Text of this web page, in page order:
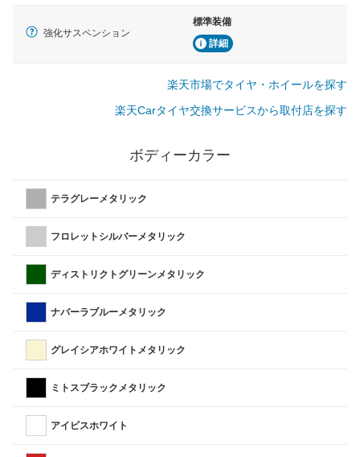
強化サスペンション
標準装備
詳細
楽天市場でタイヤ・ホイールを探す
楽天Carタイヤ交換サービスから取付店を探す
ボディーカラー
テラグレーメタリック
フロレットシルバーメタリック
ディストリクトグリーンメタリック
ナバーラブルーメタリック
グレイシアホワイトメタリック
ミトスブラックメタリック
アイビスホワイト